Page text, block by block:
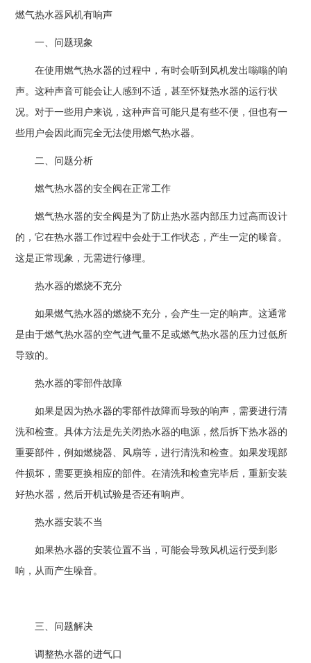
燃气热水器风机有响声
一、问题现象
在使用燃气热水器的过程中，有时会听到风机发出嗡嗡的响
声。这种声音可能会让人感到不适，甚至怀疑热水器的运行状
况。对于一些用户来说，这种声音可能只是有些不便，但也有一
些用户会因此而完全无法使用燃气热水器。
二、问题分析
燃气热水器的安全阀在正常工作
燃气热水器的安全阀是为了防止热水器内部压力过高而设计
的，它在热水器工作过程中会处于工作状态，产生一定的噪音。
这是正常现象，无需进行修理。
热水器的燃烧不充分
如果燃气热水器的燃烧不充分，会产生一定的响声。这通常
是由于燃气热水器的空气进气量不足或燃气热水器的压力过低所
导致的。
热水器的零部件故障
如果是因为热水器的零部件故障而导致的响声，需要进行清
洗和检查。具体方法是先关闭热水器的电源，然后拆下热水器的
重要部件，例如燃烧器、风扇等，进行清洗和检查。如果发现部
件损坏，需要更换相应的部件。在清洗和检查完毕后，重新安装
好热水器，然后开机试验是否还有响声。
热水器安装不当
如果热水器的安装位置不当，可能会导致风机运行受到影
响，从而产生噪音。
三、问题解决
调整热水器的进气口